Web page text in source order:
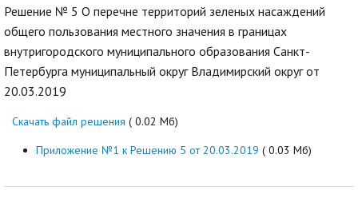
Решение № 5 О перечне территорий зеленых насаждений
общего пользования местного значения в границах
внутригородского муниципального образования Санкт-
Петербурга муниципальный округ Владимирский округ от
20.03.2019
Скачать файл решения ( 0.02 Мб)
Приложение №1 к Решению 5 от 20.03.2019 ( 0.03 Мб)